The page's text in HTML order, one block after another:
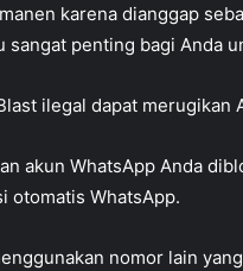
karena dianggap
sangat penting bagi Anda
ilegal dapat merugikan
akun WhatsApp Anda
otomatis WhatsApp.
nomor lain